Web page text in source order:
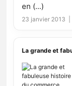
en (...)
23 janvier 2013 |
La grande et